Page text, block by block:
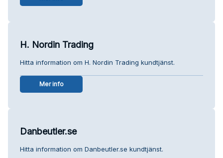
H. Nordin Trading
Hitta information om H. Nordin Trading kundtjänst.
Mer info
Danbeutler.se
Hitta information om Danbeutler.se kundtjänst.